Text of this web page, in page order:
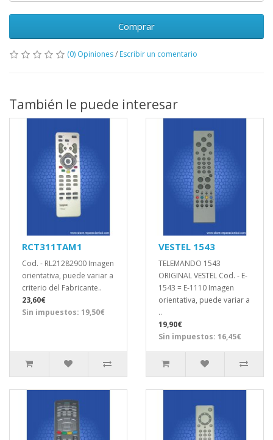
Comprar
(0) Opiniones/ Escribir un comentario
También le puede interesar
RCT311TAM1
Cod. - RL21282900 Imagen
orientativa, puede variar a
criterio del Fabricante..
23,60€
Sin impuestos: 19,50€
VESTEL 1543
TELEMANDO 1543
ORIGINAL VESTEL Cod. - E-
1543 = E-1110 Imagen
orientativa, puede variar a
..
19,90€
Sin impuestos: 16,45€